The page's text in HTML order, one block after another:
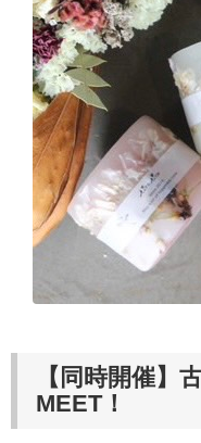
【同時開催】
MEET！